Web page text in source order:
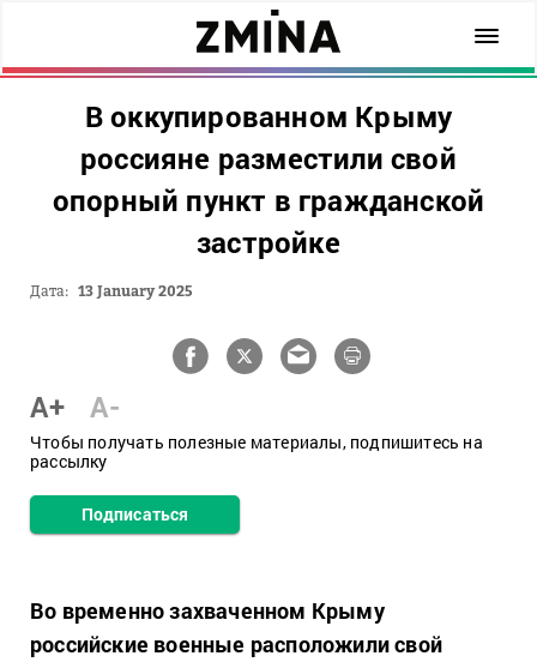
В оккупированном Крыму
россияне разместили свой
опорный пункт в гражданской
застройке
Дата: 13 January 2025
A+ A-
Чтобы получать полезные материалы, подпишитесь на
рассылку
Подписаться
Во временно захваченном Крыму
российские военные расположили свой